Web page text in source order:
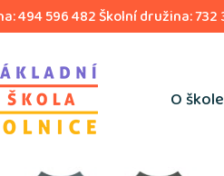
494 596 482 Školní družina:
O škole